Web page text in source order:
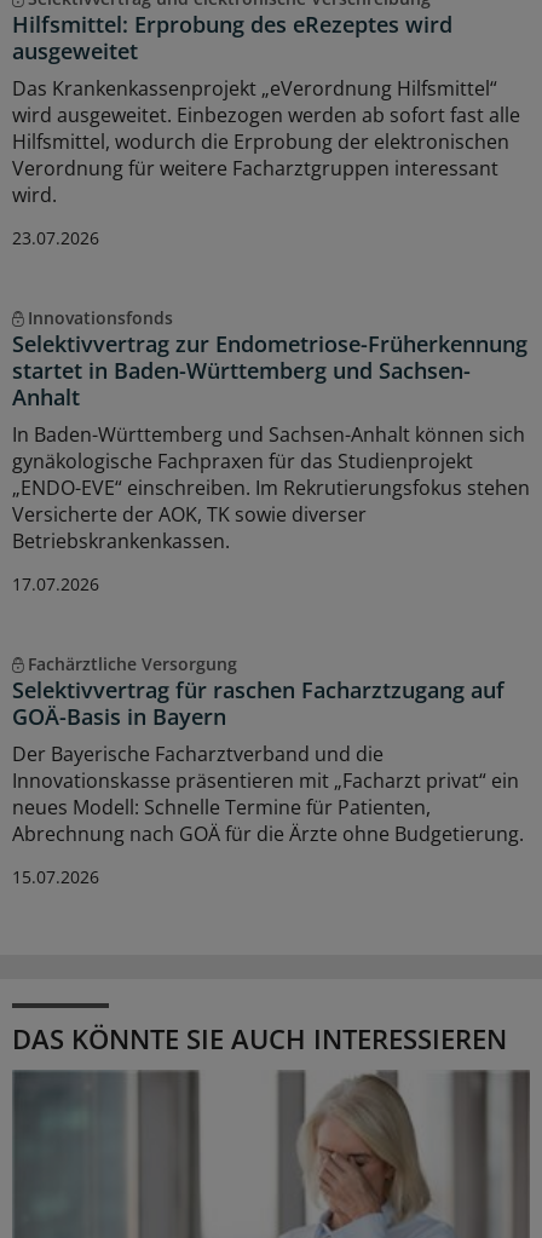
Hilfsmittel: Erprobung des eRezeptes wird
ausgeweitet
Das Krankenkassenprojekt „eVerordnung Hilfsmittel“
wird ausgeweitet. Einbezogen werden ab sofort fast alle
Hilfsmittel, wodurch die Erprobung der elektronischen
Verordnung für weitere Facharztgruppen interessant
wird.
23.07.2026
Innovationsfonds
Selektivvertrag zur Endometriose-Früherkennung
startet in Baden-Württemberg und Sachsen-
Anhalt
In Baden-Württemberg und Sachsen-Anhalt können sich
gynäkologische Fachpraxen für das Studienprojekt
„ENDO-EVE“ einschreiben. Im Rekrutierungsfokus stehen
Versicherte der AOK, TK sowie diverser
Betriebskrankenkassen.
17.07.2026
Fachärztliche Versorgung
Selektivvertrag für raschen Facharztzugang auf
GOÄ-Basis in Bayern
Der Bayerische Facharztverband und die
Innovationskasse präsentieren mit „Facharzt privat“ ein
neues Modell: Schnelle Termine für Patienten,
Abrechnung nach GOÄ für die Ärzte ohne Budgetierung.
15.07.2026
DAS KÖNNTE SIE AUCH INTERESSIEREN